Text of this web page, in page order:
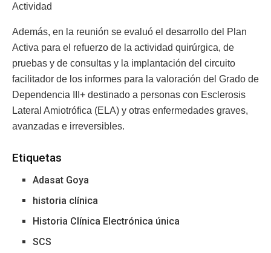
Actividad
Además, en la reunión se evaluó el desarrollo del Plan
Activa para el refuerzo de la actividad quirúrgica, de
pruebas y de consultas y la implantación del circuito
facilitador de los informes para la valoración del Grado de
Dependencia III+ destinado a personas con Esclerosis
Lateral Amiotrófica (ELA) y otras enfermedades graves,
avanzadas e irreversibles.
Etiquetas
Adasat Goya
historia clínica
Historia Clínica Electrónica única
SCS